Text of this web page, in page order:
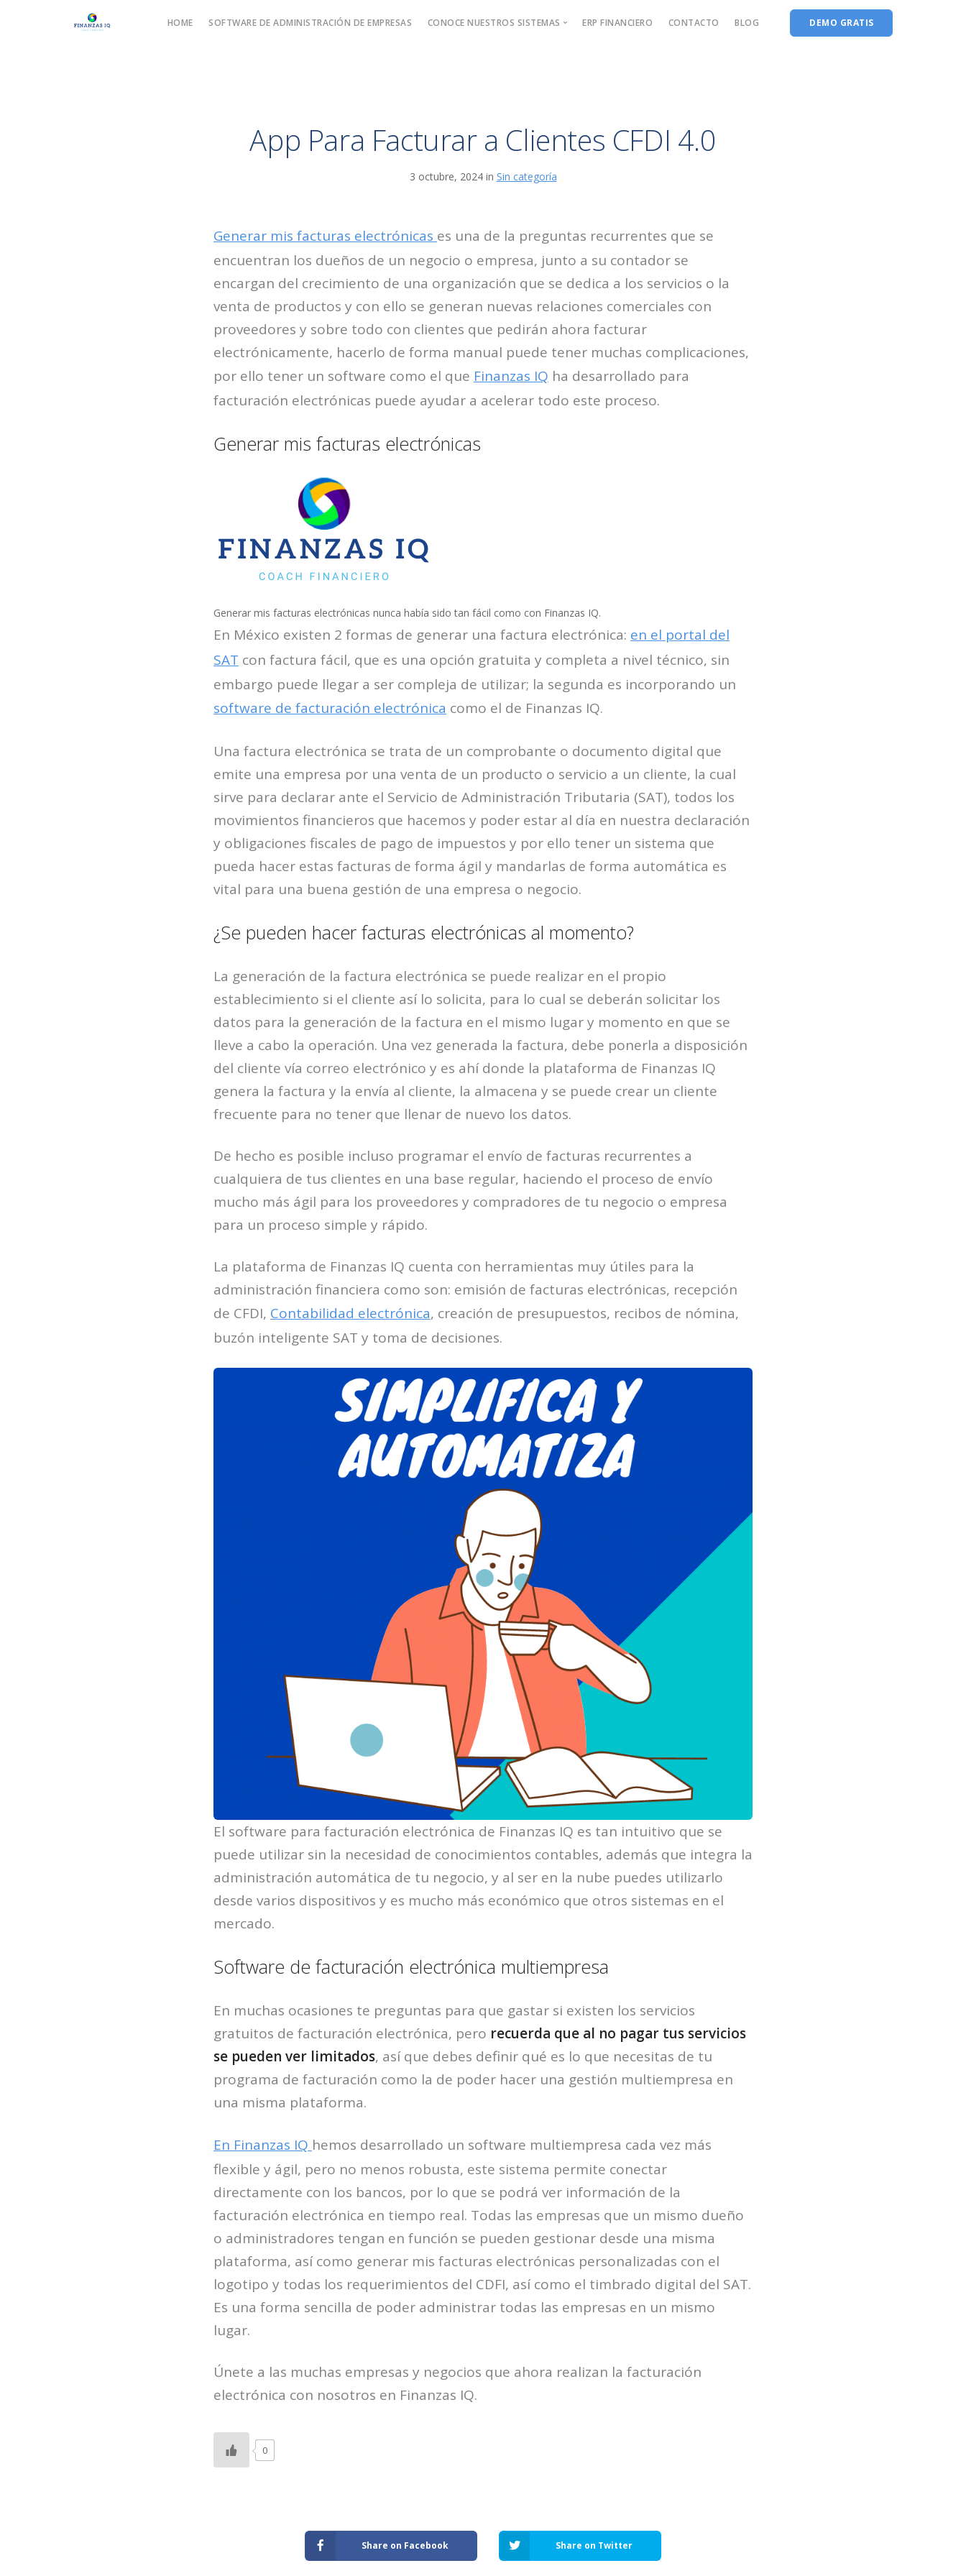
HOME SOFTWARE DE ADMINISTRACIÓN DE EMPRESAS CONOCE NUESTROS SISTEMAS ERP FINANCIERO CONTACTO BLOG DEMO GRATIS
App Para Facturar a Clientes CFDI 4.0
3 octubre, 2024 in Sin categoría
Generar mis facturas electrónicas es una de la preguntas recurrentes que se
encuentran los dueños de un negocio o empresa, junto a su contador se
encargan del crecimiento de una organización que se dedica a los servicios o la
venta de productos y con ello se generan nuevas relaciones comerciales con
proveedores y sobre todo con clientes que pedirán ahora facturar
electrónicamente, hacerlo de forma manual puede tener muchas complicaciones,
por ello tener un software como el que Finanzas IQ ha desarrollado para
facturación electrónicas puede ayudar a acelerar todo este proceso.
Generar mis facturas electrónicas
Generar mis facturas electrónicas nunca había sido tan fácil como con Finanzas IQ.
En México existen 2 formas de generar una factura electrónica: en el portal del
SAT con factura fácil, que es una opción gratuita y completa a nivel técnico, sin
embargo puede llegar a ser compleja de utilizar; la segunda es incorporando un
software de facturación electrónica como el de Finanzas IQ.
Una factura electrónica se trata de un comprobante o documento digital que
emite una empresa por una venta de un producto o servicio a un cliente, la cual
sirve para declarar ante el Servicio de Administración Tributaria (SAT), todos los
movimientos financieros que hacemos y poder estar al día en nuestra declaración
y obligaciones fiscales de pago de impuestos y por ello tener un sistema que
pueda hacer estas facturas de forma ágil y mandarlas de forma automática es
vital para una buena gestión de una empresa o negocio.
¿Se pueden hacer facturas electrónicas al momento?
La generación de la factura electrónica se puede realizar en el propio
establecimiento si el cliente así lo solicita, para lo cual se deberán solicitar los
datos para la generación de la factura en el mismo lugar y momento en que se
lleve a cabo la operación. Una vez generada la factura, debe ponerla a disposición
del cliente vía correo electrónico y es ahí donde la plataforma de Finanzas IQ
genera la factura y la envía al cliente, la almacena y se puede crear un cliente
frecuente para no tener que llenar de nuevo los datos.
De hecho es posible incluso programar el envío de facturas recurrentes a
cualquiera de tus clientes en una base regular, haciendo el proceso de envío
mucho más ágil para los proveedores y compradores de tu negocio o empresa
para un proceso simple y rápido.
La plataforma de Finanzas IQ cuenta con herramientas muy útiles para la
administración financiera como son: emisión de facturas electrónicas, recepción
de CFDI, Contabilidad electrónica, creación de presupuestos, recibos de nómina,
buzón inteligente SAT y toma de decisiones.
El software para facturación electrónica de Finanzas IQ es tan intuitivo que se
puede utilizar sin la necesidad de conocimientos contables, además que integra la
administración automática de tu negocio, y al ser en la nube puedes utilizarlo
desde varios dispositivos y es mucho más económico que otros sistemas en el
mercado.
Software de facturación electrónica multiempresa
En muchas ocasiones te preguntas para que gastar si existen los servicios
gratuitos de facturación electrónica, pero recuerda que al no pagar tus servicios
se pueden ver limitados, así que debes definir qué es lo que necesitas de tu
programa de facturación como la de poder hacer una gestión multiempresa en
una misma plataforma.
En Finanzas IQ hemos desarrollado un software multiempresa cada vez más
flexible y ágil, pero no menos robusta, este sistema permite conectar
directamente con los bancos, por lo que se podrá ver información de la
facturación electrónica en tiempo real. Todas las empresas que un mismo dueño
o administradores tengan en función se pueden gestionar desde una misma
plataforma, así como generar mis facturas electrónicas personalizadas con el
logotipo y todas los requerimientos del CDFI, así como el timbrado digital del SAT.
Es una forma sencilla de poder administrar todas las empresas en un mismo
lugar.
Únete a las muchas empresas y negocios que ahora realizan la facturación
electrónica con nosotros en Finanzas IQ.
0
Share on Facebook Share on Twitter